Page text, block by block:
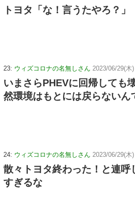
トヨタ「な！言うたやろ？」
23: ウィズコロナの名無しさん 2023/06/29(木
いまさらPHEVに回帰しても
然環境はもとには戻らないん
24: ウィズコロナの名無しさん 2023/06/29(木
散々トヨタ終わった！と連呼
すぎるな